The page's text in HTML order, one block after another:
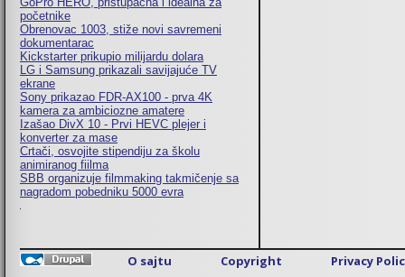
početnike
Obrenovac 1003, stiže novi savremeni
dokumentarac
Kickstarter prikupio milijardu dolara
LG i Samsung prikazali savijajuće TV
ekrane
Sony prikazao FDR-AX100 - prva 4K
kamera za ambiciozne amatere
Izašao DivX 10 - Prvi HEVC plejer i
konverter za mase
Crtači, osvojite stipendiju za školu
animiranog fiilma
SBB organizuje filmmaking takmičenje sa
nagradom pobedniku 5000 evra
O sajtu Copyright Privacy